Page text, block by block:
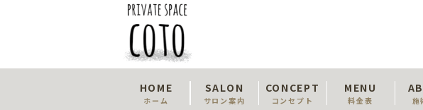
HOME
ホーム
SALON
サロン案内
CONCEPT
コンセプト
MENU
料金表 施